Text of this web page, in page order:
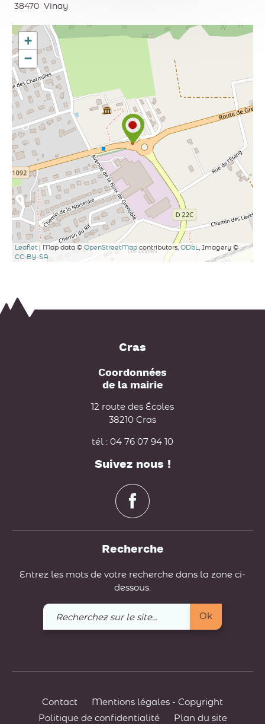
38470 Vinay
+
−
Leaflet | Map data © OpenStreetMap contributors, ODbL
, Imagery ©
CC-BY-SA
Cras
Coordonnées
de la mairie
12 route des Écoles
38210 Cras
tél : 04 76 07 94 10
Suivez nous !
Recherche
Entrez les mots de votre recherche dans la zone ci-
dessous.
Recherchez
sur
Ok
Contact
Mentions légales - Copyright
Politique de confidentialité
Plan du site